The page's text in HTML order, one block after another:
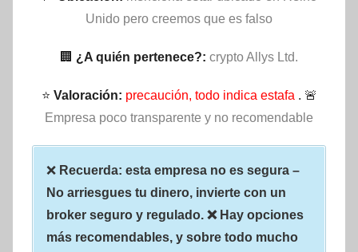
Unido pero creemos que es falso
🏢 ¿A quién pertenece?: crypto Allys Ltd.
⭐ Valoración: precaución, todo indica estafa . 🚨
Empresa poco transparente y no recomendable
❌ Recuerda: esta empresa no es segura –
No arriesgues tu dinero, invierte con un
broker seguro y regulado. ❌ Hay opciones
más recomendables, y sobre todo mucho